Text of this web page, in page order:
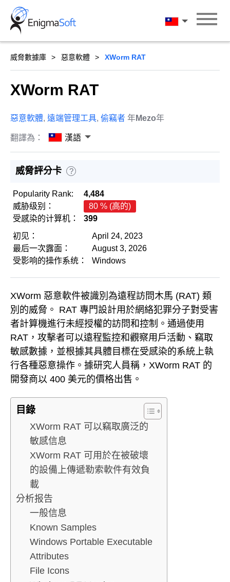
Skip
content
漢語
威脅數據庫 惡意軟體 XWorm RAT
XWorm RAT
惡意軟體, 遠端管理工具, 偷竊者 年Mezo年
翻譯為： 漢語
威脅評分卡 ?
Popularity Rank:
4,484
威胁级别：
80 % (高的)
受感染的计算机：
399
初见：
April 24, 2023
最后一次露面：
August 3, 2026
受影响的操作系统：
Windows
XWorm 惡意軟件被識別為遠程訪問木馬 (RAT) 類
別的威脅。 RAT 專門設計用於網絡犯罪分子對受害
者計算機進行未經授權的訪問和控制。通過使用
RAT，攻擊者可以遠程監控和觀察用戶活動、竊取
敏感數據，並根據其具體目標在受感染的系統上執
行各種惡意操作。據研究人員稱，XWorm RAT 的
開發商以 400 美元的價格出售。
目錄
XWorm RAT 可以竊取廣泛的
敏感信息
XWorm RAT 可用於在被破壞
的設備上傳遞勒索軟件有效負
載
分析报告
一般信息
Known Samples
Windows Portable Executable
Attributes
File Icons